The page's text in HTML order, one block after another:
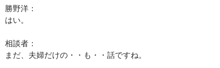
勝野洋：
はい。
相談者：
まだ、夫婦だけの・・も・・話ですね。